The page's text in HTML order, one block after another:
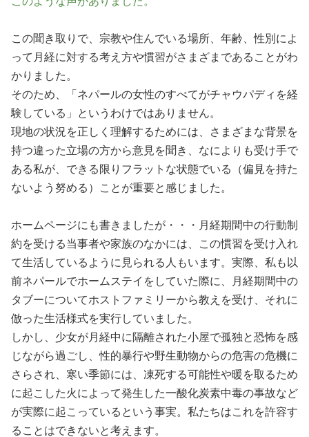
この聞き取りで、宗教や住んでいる場所、年齢、性別によ
って月経に対する考え方や慣習がさまざまであることがわ
かりました。
そのため、「ネパールの女性のすべてがチャウパディを経
験している」というわけではありません。
現地の状況を正しく理解するためには、さまざまな背景を
持つ違った立場の方から意見を聞き、なによりも受け手で
ある私が、できる限りフラットな状態でいる（偏見を持た
ないよう努める）ことが重要と感じました。
ホームページにも書きましたが・・・月経期間中の行動制
約を受ける当事者や家族のなかには、この慣習を受け入れ
て生活しているように見られる人もいます。実際、私も以
前ネパールでホームステイをしていた際に、月経期間中の
タブーについてホストファミリーから教えを受け、それに
倣った生活様式を実行していました。
しかし、少女が月経中に隔離された小屋で孤独と恐怖を感
じながら過ごし、性的暴行や野生動物からの危害の危機に
さらされ、寒い季節には、凍死する可能性や暖を取るため
に起こした火によって発生した一酸化炭素中毒の事故など
が実際に起こっているという事実。私たちはこれを許容す
ることはできないと考えます。